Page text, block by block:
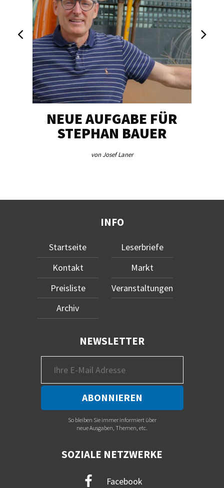
NEUE AUFGABE FÜR
STEPHAN BAUER
von Josef Laner
INFO
Startseite
Kontakt
Preisliste
Archiv
Leserbriefe
Markt
Veranstaltungen
NEWSLETTER
So bleiben Sie immer informiert über
neue Ausgaben, Themen, etc.
SOZIALE NETZWERKE
Facebook